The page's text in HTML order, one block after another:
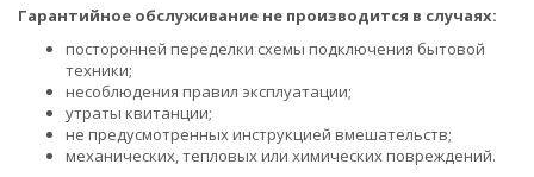
Гарантийное обслуживание не производится в случаях:
посторонней переделки схемы подключения бытовой
техники;
несоблюдения правил эксплуатации;
утраты квитанции;
не предусмотренных инструкцией вмешательств;
механических, тепловых или химических повреждений.